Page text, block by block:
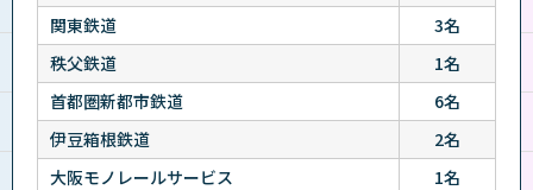
関東鉄道
3名
秩父鉄道
1名
首都圏新都市鉄道
6名
伊豆箱根鉄道
2名
大阪モノレールサービス
1名